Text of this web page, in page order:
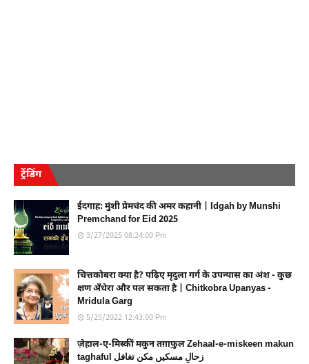
ट्रेंडिंग
ईदगाह: मुंशी प्रेमचंद की अमर कहानी | Idgah by Munshi
Premchand for Eid 2025
3/27/2025 08:24:00 Pm
चित्तकोबरा क्या है? पढ़िए मृदुला गर्ग के उपन्यास का अंश - कुछ
क्षण अँधेरा और पल सकता है | Chitkobra Upanyas -
Mridula Garg
5/25/2022 12:43:00 Pm
ज़ेहाल-ए-मिस्कीं मकुन तग़ाफ़ुल Zehaal-e-miskeen makun
taghaful زحالِ مسکیں مکن تغافل